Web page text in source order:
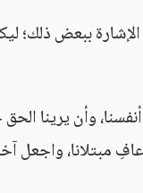
ببعض ذلك؛
وأن يرينا
مبتلانا، واجعل